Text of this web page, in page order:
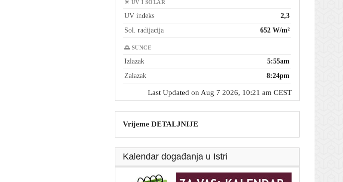
☀ UV I SOLAR
UV indeks
2,3
Sol. radijacija
652 W/m²
🌅 SUNCE
Izlazak
5:55am
Zalazak
8:24pm
Last Updated on Aug 7 2026, 10:21 am CEST
Vrijeme DETALJNIJE
Kalendar događanja u Istri